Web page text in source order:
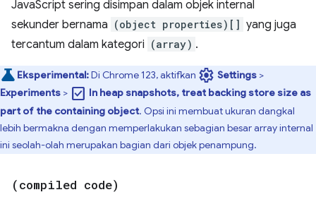
JavaScript sering disimpan dalam objek internal
sekunder bernama (object properties)[] yang juga
tercantum dalam kategori (array) .
Eksperimental:Di Chrome 123, aktifkan settings Settings >
Experiments > check_box In heap snapshots, treat backing store size as
part of the containing object. Opsi ini membuat ukuran dangkal
lebih bermakna dengan memperlakukan sebagian besar array internal
ini seolah-olah merupakan bagian dari objek penampung.
(compiled code)